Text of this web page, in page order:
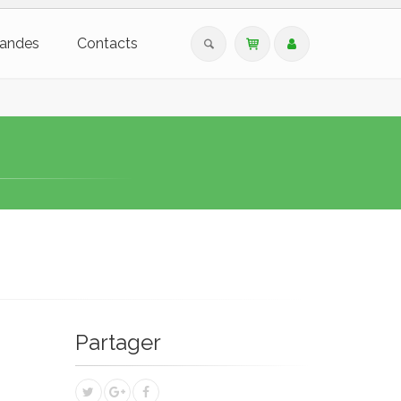
Contacts
Partager